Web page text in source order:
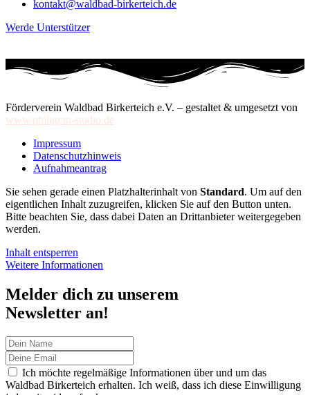
kontakt@waldbad-birkerteich.de
Werde Unterstützer
Förderverein Waldbad Birkerteich e.V. – gestaltet & umgesetzt von
www.philigran-studio.de
Impressum
Datenschutzhinweis
Aufnahmeantrag
Sie sehen gerade einen Platzhalterinhalt von Standard. Um auf den
eigentlichen Inhalt zuzugreifen, klicken Sie auf den Button unten.
Bitte beachten Sie, dass dabei Daten an Drittanbieter weitergegeben
werden.
Inhalt entsperren
Weitere Informationen
Melder dich zu unserem
Newsletter an!
Ich möchte regelmäßige Informationen über und um das
Waldbad Birkerteich erhalten. Ich weiß, dass ich diese Einwilligung